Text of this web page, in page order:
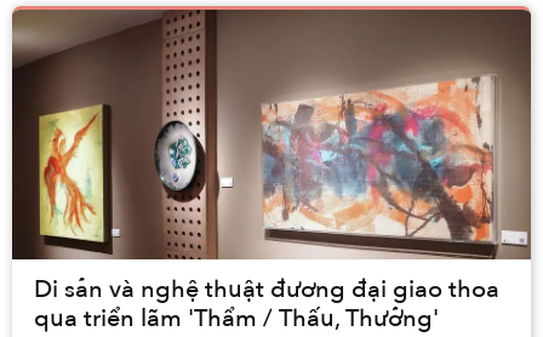
Di sản và nghệ thuật đương đại giao thoa
qua triển lãm 'Thẩm / Thấu, Thưởng'